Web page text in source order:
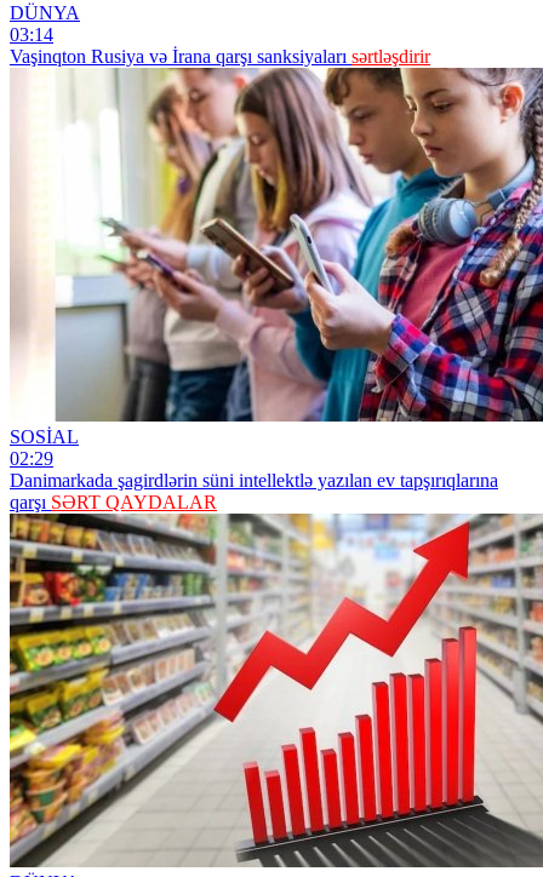
DÜNYA
03:14
Vaşinqton Rusiya və İrana qarşı sanksiyaları sərtləşdirir
SOSİAL
02:29
Danimarkada şagirdlərin süni intellektlə yazılan ev tapşırıqlarına
qarşı SƏRT QAYDALAR